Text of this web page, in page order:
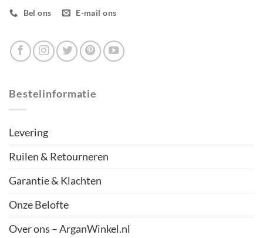
Bel ons E-mail ons
Bestelinformatie
Levering
Ruilen & Retourneren
Garantie & Klachten
Onze Belofte
Over ons – ArganWinkel.nl